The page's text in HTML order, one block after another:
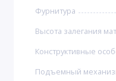
Фурнитура
Высота залегания
Конструктивные
Подъемный